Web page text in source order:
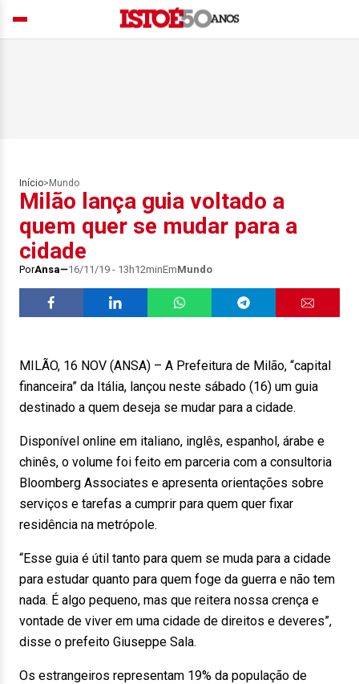
Início> Mundo
Milão lança guia voltado a
quem quer se mudar para a
cidade
PorAnsa 16/11/19 - 13h12minEmMundo
MILÃO, 16 NOV (ANSA) – A Prefeitura de Milão, “capital
financeira” da Itália, lançou neste sábado (16) um guia
destinado a quem deseja se mudar para a cidade.
Disponível online em italiano, inglês, espanhol, árabe e
chinês, o volume foi feito em parceria com a consultoria
Bloomberg Associates e apresenta orientações sobre
serviços e tarefas a cumprir para quem quer fixar
residência na metrópole.
“Esse guia é útil tanto para quem se muda para a cidade
para estudar quanto para quem foge da guerra e não tem
nada. É algo pequeno, mas que reitera nossa crença e
vontade de viver em uma cidade de direitos e deveres”,
disse o prefeito Giuseppe Sala.
Os estrangeiros representam 19% da população de